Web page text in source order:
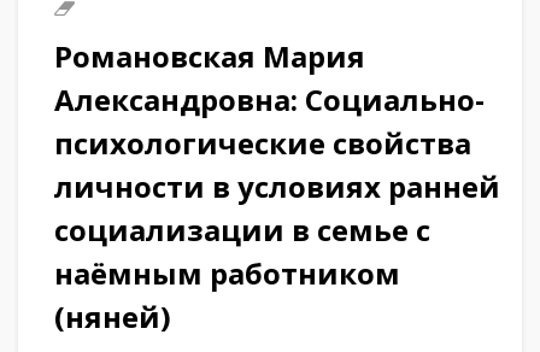
Романовская Мария
Александровна: Социально-
психологические свойства
личности в условиях ранней
социализации в семье с
наёмным работником
(няней)